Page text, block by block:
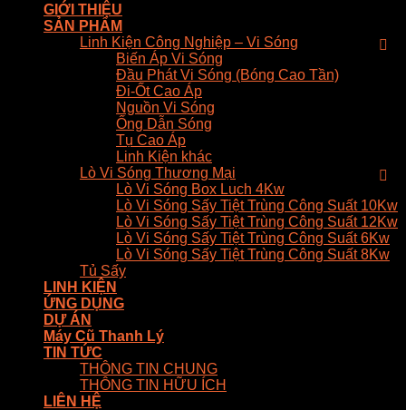
GIỚI THIỆU
SẢN PHẨM
Linh Kiện Công Nghiệp – Vi Sóng
Biến Áp Vi Sóng
Đầu Phát Vi Sóng (Bóng Cao Tần)
Đi-Ốt Cao Áp
Nguồn Vi Sóng
Ống Dẫn Sóng
Tụ Cao Áp
Linh Kiện khác
Lò Vi Sóng Thương Mại
Lò Vi Sóng Box Luch 4Kw
Lò Vi Sóng Sấy Tiệt Trùng Công Suất 10Kw
Lò Vi Sóng Sấy Tiệt Trùng Công Suất 12Kw
Lò Vi Sóng Sấy Tiệt Trùng Công Suất 6Kw
Lò Vi Sóng Sấy Tiệt Trùng Công Suất 8Kw
Tủ Sấy
LINH KIỆN
ỨNG DỤNG
DỰ ÁN
Máy Cũ Thanh Lý
TIN TỨC
THÔNG TIN CHUNG
THÔNG TIN HỮU ÍCH
LIÊN HỆ